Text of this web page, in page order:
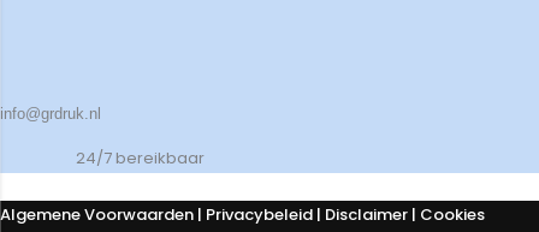
info@grdruk.nl
24/7 bereikbaar
Algemene Voorwaarden | Privacybeleid | Disclaimer | Cookies